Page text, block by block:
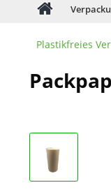
Plastikfreies